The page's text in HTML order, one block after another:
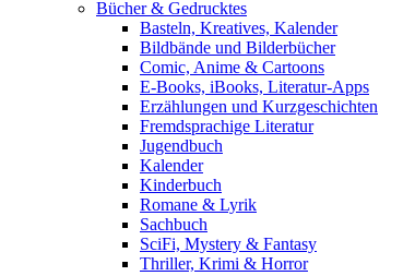
Bücher & Gedrucktes
Basteln, Kreatives, Kalender
Bildbände und Bilderbücher
Comic, Anime & Cartoons
E-Books, iBooks, Literatur-Apps
Erzählungen und Kurzgeschichten
Fremdsprachige Literatur
Jugendbuch
Kalender
Kinderbuch
Romane & Lyrik
Sachbuch
SciFi, Mystery & Fantasy
Thriller, Krimi & Horror